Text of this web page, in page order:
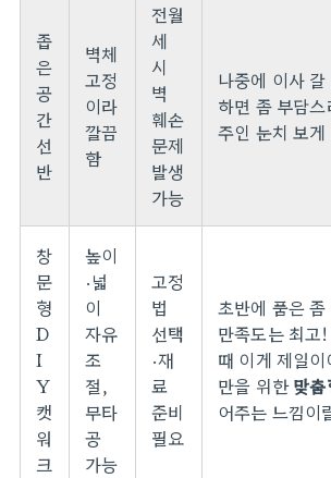
좁
은
공
간
선
반
벽체
고정
이라
깔끔
함
전월
세
시
벽
훼손
문제
발생
가능
나중에 이사
하면 좀 부담
주인 눈치 보
창
문
형
D
I
Y
캣
워
크
높이
·넓
이
자유
조
절,
무타
공
가능
고정
법
선택
·재
료
준비
필요
초반에 품은
만족도는 최고
때 이게 제일
만을 위한맞
어주는 느낌이